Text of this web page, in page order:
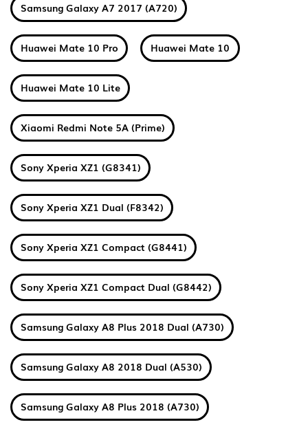
Samsung Galaxy A7 2017 (A720)
Huawei Mate 10 Pro Huawei Mate 10
Huawei Mate 10 Lite
Xiaomi Redmi Note 5A (Prime)
Sony Xperia XZ1 (G8341)
Sony Xperia XZ1 Dual (F8342)
Sony Xperia XZ1 Compact (G8441)
Sony Xperia XZ1 Compact Dual (G8442)
Samsung Galaxy A8 Plus 2018 Dual (A730)
Samsung Galaxy A8 2018 Dual (A530)
Samsung Galaxy A8 Plus 2018 (A730)